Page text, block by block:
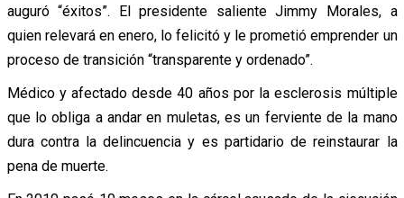
auguró “éxitos”. El presidente saliente Jimmy Morales, a
quien relevará en enero, lo felicitó y le prometió emprender un
proceso de transición “transparente y ordenado”.
Médico y afectado desde 40 años por la esclerosis múltiple
que lo obliga a andar en muletas, es un ferviente de la mano
dura contra la delincuencia y es partidario de reinstaurar la
pena de muerte.